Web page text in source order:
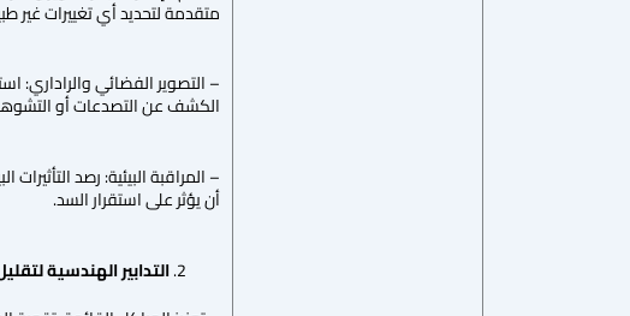
متقدمة لتحديد أي تغييرات غير
– التصوير الفضائي والراداري:
الكشف عن التصدعات أو
– المراقبة البيئية: رصد
أن يؤثر على استقرار السد.
التدابير الهندسية